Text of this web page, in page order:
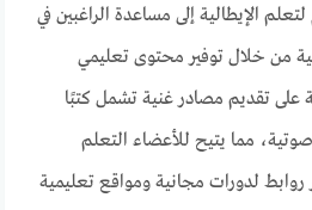
الإيطالية إلى مساعدة الراغبين في
من خلال توفير محتوى تعليمي
على تقديم مصادر غنية تشمل كتبًا
مما يتيح للأعضاء التعلم
لدورات مجانية ومواقع تعليمية